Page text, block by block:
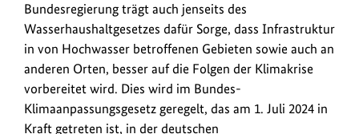
Bundesregierung trägt auch jenseits des
Wasserhaushaltgesetzes dafür Sorge, dass Infrastruktur
in von Hochwasser betroffenen Gebieten sowie auch an
anderen Orten, besser auf die Folgen der Klimakrise
vorbereitet wird. Dies wird im Bundes-
Klimaanpassungsgesetz geregelt, das am 1. Juli 2024 in
Kraft getreten ist, in der deutschen